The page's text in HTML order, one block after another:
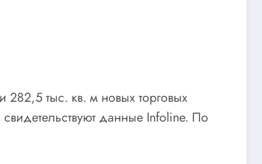
тыс. кв. м новых торговых
данные Infoline. По